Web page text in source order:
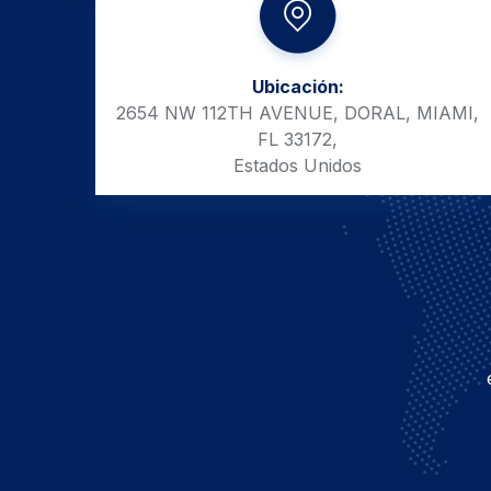
Ubicación:
2654 NW 112TH AVENUE, DORAL, MIAMI,
FL 33172,
Estados Unidos